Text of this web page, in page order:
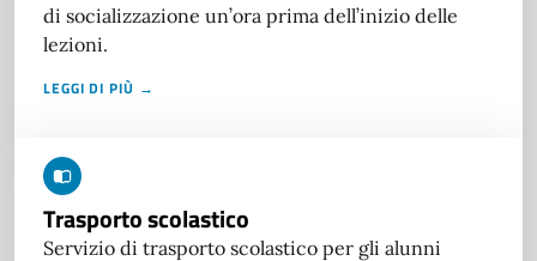
di socializzazione un’ora prima dell’inizio delle
lezioni.
LEGGI DI PIÙ →
Trasporto scolastico
Servizio di trasporto scolastico per gli alunni